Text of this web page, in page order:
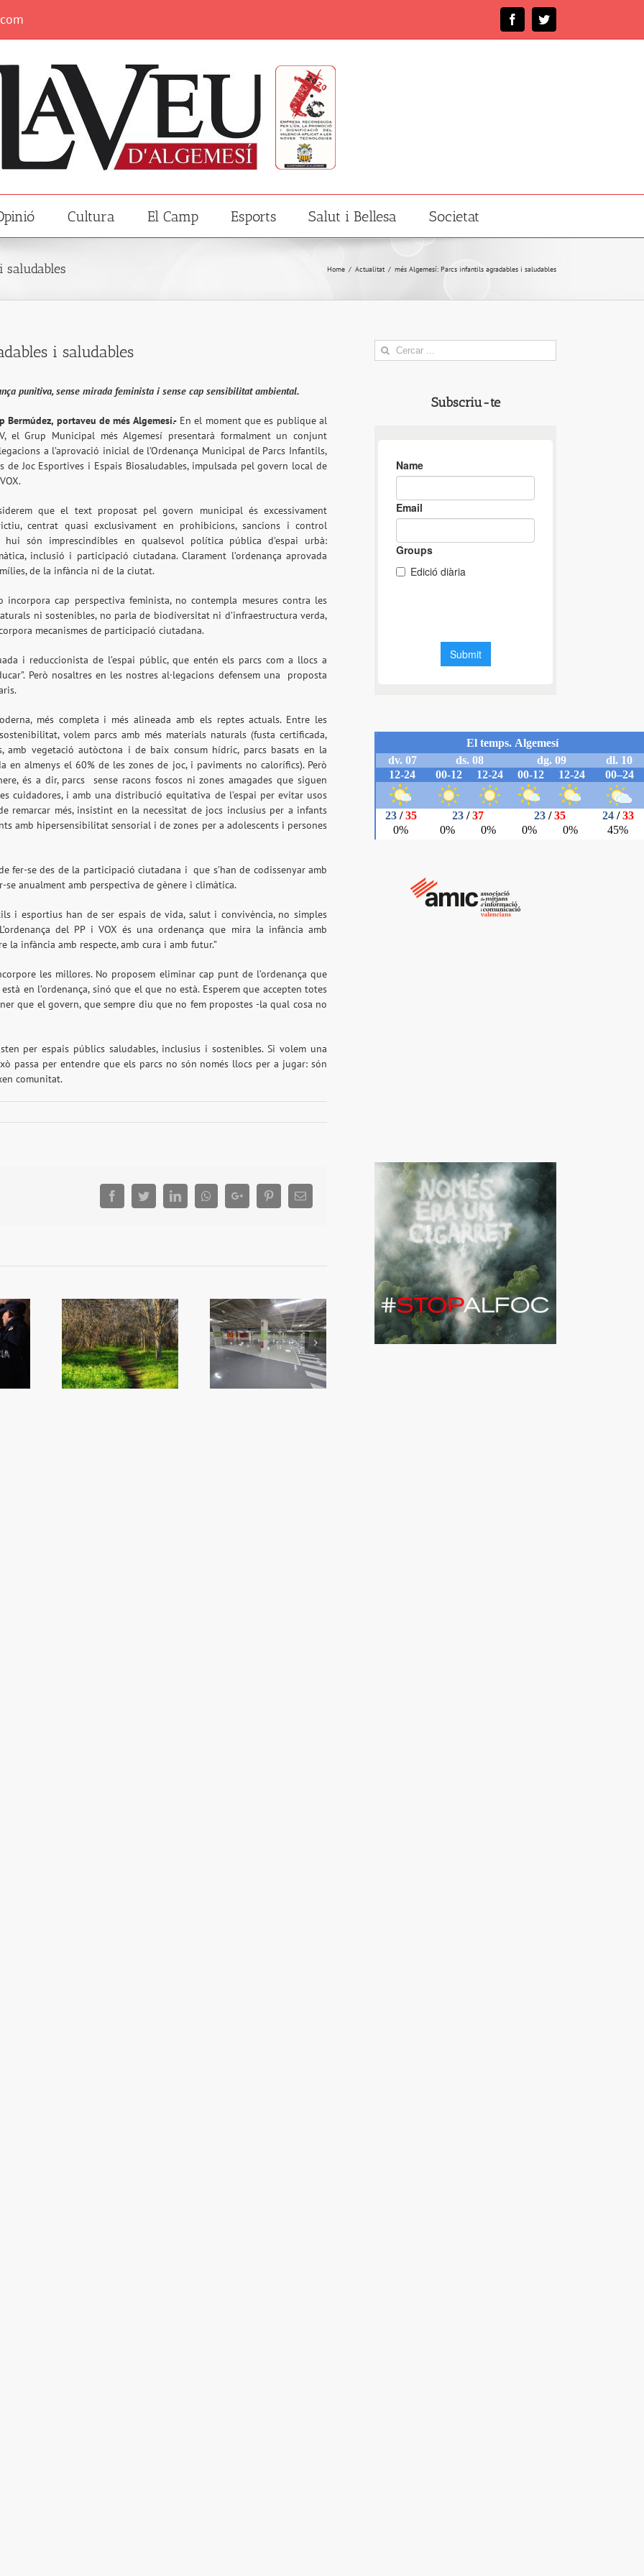
FacebookTwitter
Cultura El Camp Esports Salut i Bellesa Societat
saludables Home / Actualitat / més Algemesí: Parcs infantils agradables i saludables
i saludables
punitiva, sense mirada feminista i sense cap sensibilitat ambiental.
Bermúdez, portaveu de més Algemesí.-En el moment que es publique al
el Grup Municipal més Algemesí presentarà formalment un conjunt
a l’aprovació inicial de l’Ordenança Municipal de Parcs Infantils,
de Joc Esportives i Espais Biosaludables, impulsada pel govern local de
que el text proposat pel govern municipal és excessivament
centrat quasi exclusivament en prohibicions, sancions i control
són imprescindibles en qualsevol política pública d’espai urbà:
inclusió i participació ciutadana. Clarament l’ordenança aprovada
de la infància ni de la ciutat.
cap perspectiva feminista, no contempla mesures contra les
ni sostenibles, no parla de biodiversitat ni d’infraestructura verda,
mecanismes de participació ciutadana.
i reduccionista de l’espai públic, que entén els parcs com a llocs a
Però nosaltres en les nostres al·legacions defensem una
proposta
més completa i més alineada amb els reptes actuals. Entre les
volem parcs amb més materials naturals (fusta certificada,
amb vegetació autòctona i de baix consum hídric, parcs basats en la
almenys el 60% de les zones de joc, i paviments no calorífics). Però
és a dir, parcs
sense racons foscos ni zones amagades que siguen
cuidadores, i amb una distribució equitativa de l’espai per evitar usos
remarcar més, insistint en la necessitat de jocs inclusius per a infants
amb hipersensibilitat sensorial i de zones per a adolescents i persones
fer-se des de la participació ciutadana i que s’han de codissenyar amb
se anualment amb perspectiva de gènere i climàtica.
i esportius han de ser espais de vida, salut i convivència, no simples
del PP i VOX és una ordenança que mira la infància amb
la infància amb respecte, amb cura i amb futur.”
les millores. No proposem eliminar cap punt de l’ordenança que
en l’ordenança, sinó que el que no està. Esperem que accepten totes
que el govern, que sempre diu que no fem propostes -la qual cosa no
per espais públics saludables, inclusius i sostenibles. Si volem una
passa per entendre que els parcs no són només llocs per a jugar: són
comunitat.
FacebookTwitterLinkedInWhatsappGoogle+ PinterestEmail
la
zones
Reobri l’aparcament
del Mercat
més Algemesí:
L’alcalde convoca un
ple per a que no vaja
l’oposició
Search
for:
Subscriu-te